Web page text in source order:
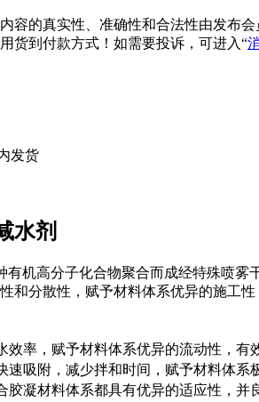
容的真实性、准确性和合法性由发布会
货到付款方式！如需要投诉，可进入“
发货
水剂
有机高分子化合物聚合而成经特殊喷
和分散性，赋予材料体系优异的施工
率，赋予材料体系优异的流动性，有
速吸附，减少拌和时间，赋予材料体
胶凝材料体系都具有优异的适应性，